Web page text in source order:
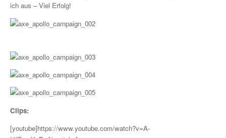
ich aus – Viel Erfolg!
Clips:
[youtube]https://www.youtube.com/watch?v=A-